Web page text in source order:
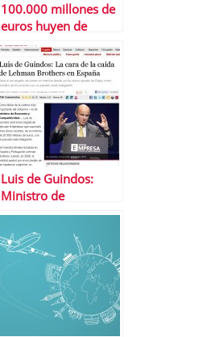
100.000 millones de
euros huyen de
EspaÃ±a
Luis de Guindos:
Ministro de
EconomÃ­a y
Competitividad